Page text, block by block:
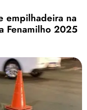
empilhadeira na
Fenamilho 2025